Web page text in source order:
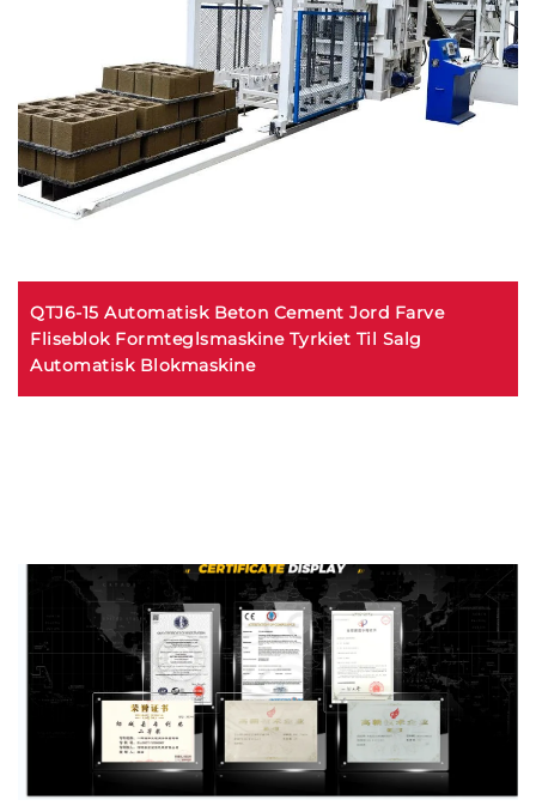
QTJ6-15 Automatisk Beton Cement Jord Farve
Fliseblok Formteglsmaskine Tyrkiet Til Salg
Automatisk Blokmaskine